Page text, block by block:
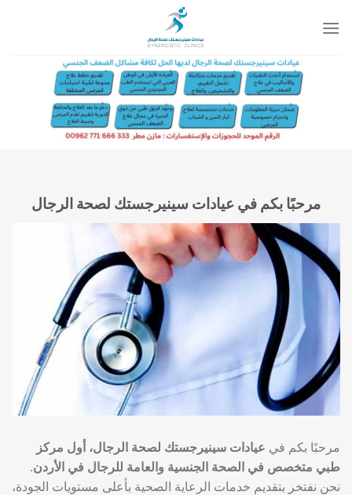
للمحتوى
مرحبًا بكم في عيادات سينيرجستك لصحة الرجال
مرحبًا بكم في عيادات سينيرجستك لصحة الرجال، أول مركز
طبي متخصص في الصحة الجنسية والعامة للرجال في الأردن.
نحن نفتخر بتقديم خدمات الرعاية الصحية بأعلى مستويات الجودة،